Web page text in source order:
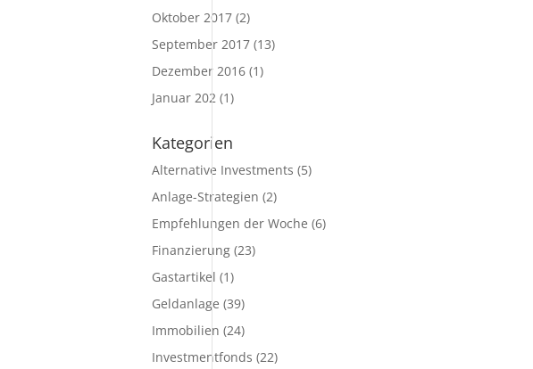
Oktober 2017 (2)
September 2017 (13)
Dezember 2016 (1)
Januar 202 (1)
Kategorien
Alternative Investments (5)
Anlage-Strategien (2)
Empfehlungen der Woche (6)
Finanzierung (23)
Gastartikel (1)
Geldanlage (39)
Immobilien (24)
Investmentfonds (22)